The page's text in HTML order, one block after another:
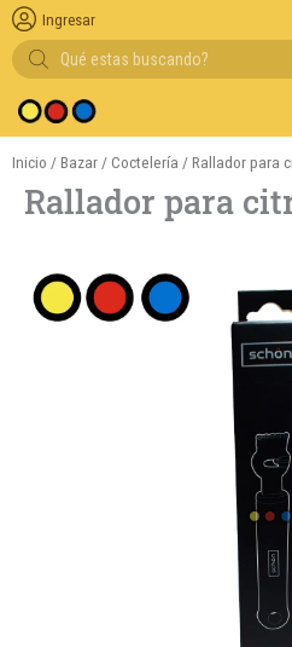
Búsqueda
de
productos
Ingresar
Inicio / Bazar / Coctelería / Rallador para
Rallador para